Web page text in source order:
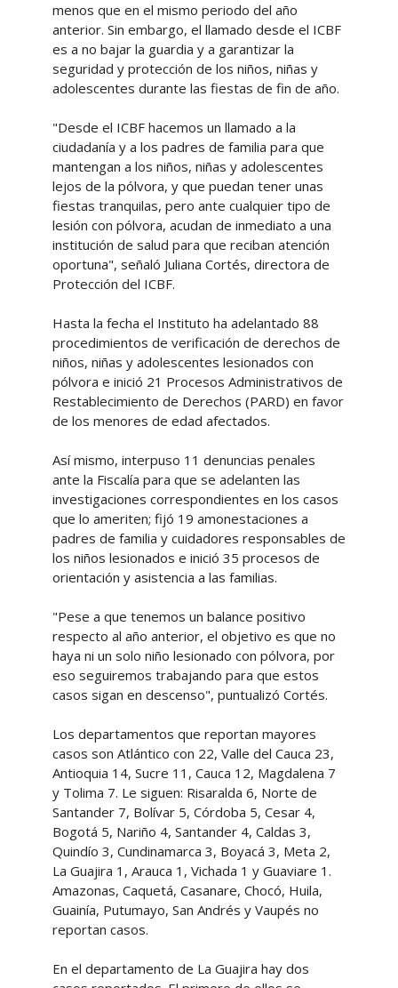
menos que en el mismo periodo del año
anterior. Sin embargo, el llamado desde el ICBF
es a no bajar la guardia y a garantizar la
seguridad y protección de los niños, niñas y
adolescentes durante las fiestas de fin de año.
"Desde el ICBF hacemos un llamado a la
ciudadanía y a los padres de familia para que
mantengan a los niños, niñas y adolescentes
lejos de la pólvora, y que puedan tener unas
fiestas tranquilas, pero ante cualquier tipo de
lesión con pólvora, acudan de inmediato a una
institución de salud para que reciban atención
oportuna", señaló Juliana Cortés, directora de
Protección del ICBF.
Hasta la fecha el Instituto ha adelantado 88
procedimientos de verificación de derechos de
niños, niñas y adolescentes lesionados con
pólvora e inició 21 Procesos Administrativos de
Restablecimiento de Derechos (PARD) en favor
de los menores de edad afectados.
Así mismo, interpuso 11 denuncias penales
ante la Fiscalía para que se adelanten las
investigaciones correspondientes en los casos
que lo ameriten; fijó 19 amonestaciones a
padres de familia y cuidadores responsables de
los niños lesionados e inició 35 procesos de
orientación y asistencia a las familias.
"Pese a que tenemos un balance positivo
respecto al año anterior, el objetivo es que no
haya ni un solo niño lesionado con pólvora, por
eso seguiremos trabajando para que estos
casos sigan en descenso", puntualizó Cortés.
Los departamentos que reportan mayores
casos son Atlántico con 22, Valle del Cauca 23,
Antioquia 14, Sucre 11, Cauca 12, Magdalena 7
y Tolima 7. Le siguen: Risaralda 6, Norte de
Santander 7, Bolívar 5, Córdoba 5, Cesar 4,
Bogotá 5, Nariño 4, Santander 4, Caldas 3,
Quindío 3, Cundinamarca 3, Boyacá 3, Meta 2,
La Guajira 1, Arauca 1, Vichada 1 y Guaviare 1.
Amazonas, Caquetá, Casanare, Chocó, Huila,
Guainía, Putumayo, San Andrés y Vaupés no
reportan casos.
En el departamento de La Guajira hay dos